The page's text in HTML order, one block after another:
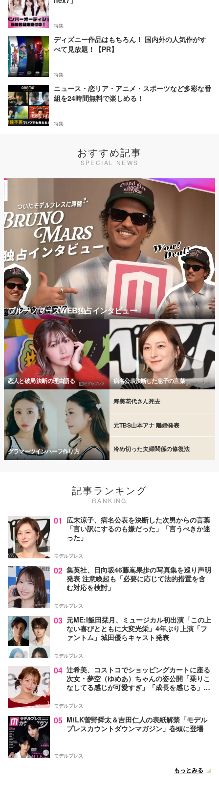
特集
ディズニー作品はもちろん！ 国内外の人気作がす
べて見放題！【PR】
特集
ニュース・恋リア・アニメ・スポーツなど多彩な番
組を24時間無料で楽しめる！
特集
おすすめ記事
SPECIAL NEWS
ブルーノマーズWEB独占インタビュー
恋人と破局 決断の理由語る 病名公表決断した息子の言葉
グラマーツインハーフ作り方
寿美花代さん死去
元TBS山本アナ 離婚発表
冷め切った夫婦関係の修復法
記事ランキング
RANKING
01 広末涼子、病名公表を決断した次男からの言葉
「言い訳にするのも嫌だった」「言うべきか迷
った」
モデルプレス
02 集英社、日向坂46藤嶌果歩の写真集を巡り声明
発表 注意喚起も「必要に応じて法的措置を含
む対応を検討」
モデルプレス
03 元ME:I飯田栞月、ミュージカル初出演「この上
ない喜びとともに大変光栄」4年ぶり上演「フ
ァントム」城田優らキャスト発表
モデルプレス
04 辻希美、コストコでショッピングカートに座る
次女・夢空（ゆめあ）ちゃんの姿公開「乗りこ
なしてる感じが可愛すぎ」「成長を感じる」の
モデルプレス
05 M!LK曽野舜太＆吉田仁人の表紙解禁「モデル
プレスカウントダウンマガジン」巻頭に登場
モデルプレス
もっとみる